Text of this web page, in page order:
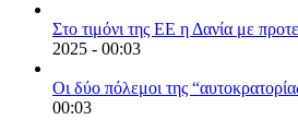
Στο τιμόνι της ΕΕ η Δανία με
2025 - 00:03
Οι δύο πόλεμοι της
00:03